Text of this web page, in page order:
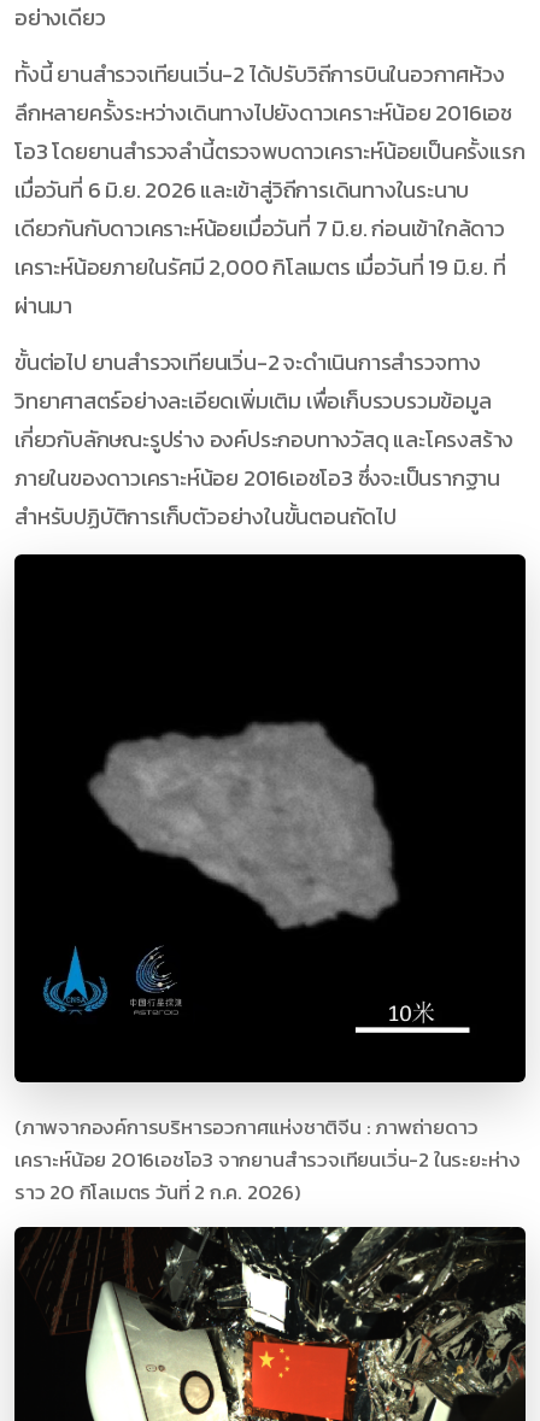
อย่างเดียว
ทั้งนี้ ยานสำรวจเทียนเวิ่น-2 ได้ปรับวิถีการบินในอวกาศห้วง
ลึกหลายครั้งระหว่างเดินทางไปยังดาวเคราะห์น้อย 2016เอช
โอ3 โดยยานสำรวจลำนี้ตรวจพบดาวเคราะห์น้อยเป็นครั้งแรก
เมื่อวันที่ 6 มิ.ย. 2026 และเข้าสู่วิถีการเดินทางในระนาบ
เดียวกันกับดาวเคราะห์น้อยเมื่อวันที่ 7 มิ.ย. ก่อนเข้าใกล้ดาว
เคราะห์น้อยภายในรัศมี 2,000 กิโลเมตร เมื่อวันที่ 19 มิ.ย. ที่
ผ่านมา
ขั้นต่อไป ยานสำรวจเทียนเวิ่น-2 จะดำเนินการสำรวจทาง
วิทยาศาสตร์อย่างละเอียดเพิ่มเติม เพื่อเก็บรวบรวมข้อมูล
เกี่ยวกับลักษณะรูปร่าง องค์ประกอบทางวัสดุ และโครงสร้าง
ภายในของดาวเคราะห์น้อย 2016เอชโอ3 ซึ่งจะเป็นรากฐาน
สำหรับปฏิบัติการเก็บตัวอย่างในขั้นตอนถัดไป
(ภาพจากองค์การบริหารอวกาศแห่งชาติจีน : ภาพถ่ายดาว
เคราะห์น้อย 2016เอชโอ3 จากยานสำรวจเทียนเวิ่น-2 ในระยะห่าง
ราว 20 กิโลเมตร วันที่ 2 ก.ค. 2026)